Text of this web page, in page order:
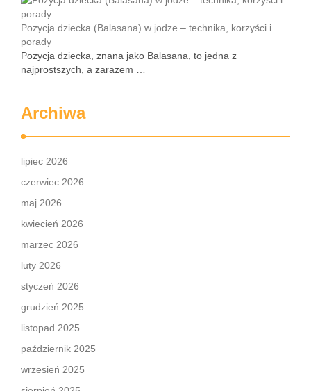
Pozycja dziecka (Balasana) w jodze – technika, korzyści i
porady
Pozycja dziecka, znana jako Balasana, to jedna z
najprostszych, a zarazem …
Archiwa
lipiec 2026
czerwiec 2026
maj 2026
kwiecień 2026
marzec 2026
luty 2026
styczeń 2026
grudzień 2025
listopad 2025
październik 2025
wrzesień 2025